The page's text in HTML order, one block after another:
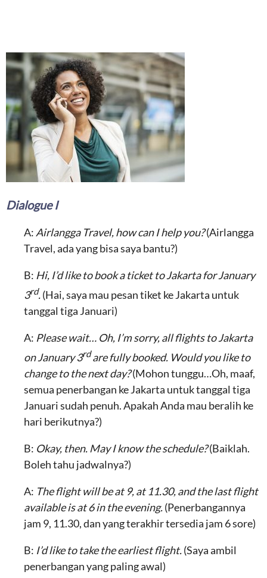
Dialogue I
A: Airlangga Travel, how can I help you?(Airlangga
Travel, ada yang bisa saya bantu?)
B: Hi, I’d like to book a ticket to Jakarta for January
3rd.(Hai, saya mau pesan tiket ke Jakarta untuk
tanggal tiga Januari)
A: Please wait… Oh, I’m sorry, all flights to Jakarta
on January 3rdare fully booked. Would you like to
change to the next day?(Mohon tunggu…Oh, maaf,
semua penerbangan ke Jakarta untuk tanggal tiga
Januari sudah penuh. Apakah Anda mau beralih ke
hari berikutnya?)
B: Okay, then. May I know the schedule?(Baiklah.
Boleh tahu jadwalnya?)
A: The flight will be at 9, at 11.30, and the last flight
available is at 6 in the evening.(Penerbangannya
jam 9, 11.30, dan yang terakhir tersedia jam 6 sore)
B: I’d like to take the earliest flight.(Saya ambil
penerbangan yang paling awal)